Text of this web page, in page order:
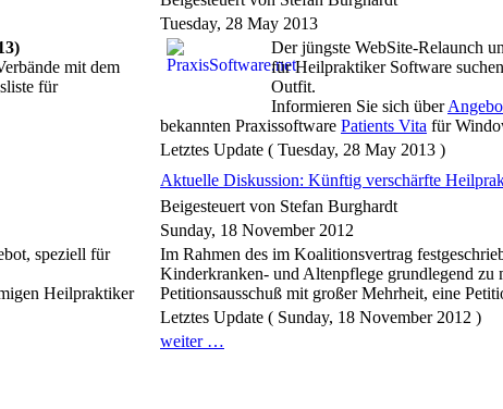
mit dem
für
Tuesday, 28 May 2013
Der jüngste WebSite-Relaunch
für Heilpraktiker Software
Outfit.
Informieren Sie sich über
bekannten Praxissoftware Patients Vita für
Letztes Update ( Tuesday, 28 May 2013 )
speziell für
Heilpraktiker
Aktuelle Diskussion: Künftig verschärfte
Beigesteuert von Stefan Burghardt
Sunday, 18 November 2012
Im Rahmen des im Koalitionsvertrag
Kinderkranken- und Altenpflege grundlegend zu
Petitionsausschuß mit großer Mehrheit, eine
Letztes Update ( Sunday, 18 November 2012 )
weiter …